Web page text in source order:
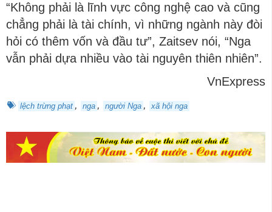
“Không phải là lĩnh vực công nghệ cao và cũng
chẳng phải là tài chính, vì những ngành này đòi
hỏi có thêm vốn và đầu tư”, Zaitsev nói, “Nga
vẫn phải dựa nhiều vào tài nguyên thiên nhiên”.
VnExpress
lệch trừng phạt , nga , người Nga , xã hội nga